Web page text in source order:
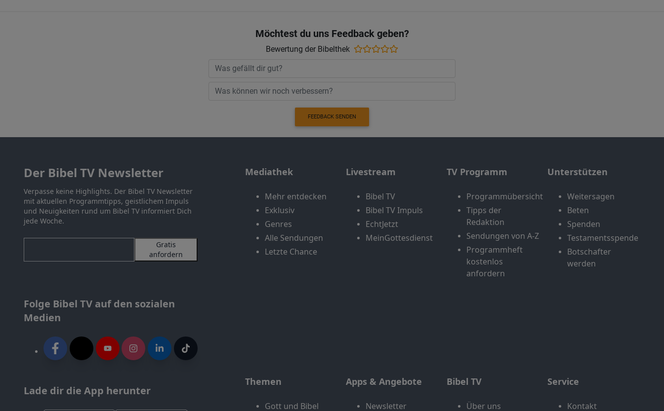
Möchtest du uns Feedback geben?
Bewertung der Bibelthek
FEEDBACK SENDEN
Der Bibel TV Newsletter
Verpasse keine Highlights. Der Bibel TV Newsletter
mit aktuellen Programmtipps, geistlichem Impuls
und Neuigkeiten rund um Bibel TV informiert Dich
jede Woche.
Gratis
anfordern
Folge Bibel TV auf den sozialen
Medien
Lade dir die App herunter
Mediathek
Mehr entdecken
Exklusiv
Genres
Alle Sendungen
Letzte Chance
Livestream
Bibel TV
Bibel TV Impuls
EchtJetzt
MeinGottesdienst
TV Programm
Programmübersicht
Tipps der
Redaktion
Sendungen von A-Z
Programmheft
kostenlos
anfordern
Unterstützen
Weitersagen
Beten
Spenden
Testamentsspende
Botschafter
werden
Themen
Gott und Bibel
Apps & Angebote
Newsletter
Bibel TV
Über uns
Service
Kontakt